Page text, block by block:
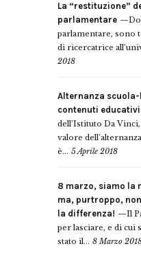
La “restituzione”
parlamentare
parlamentare, sono
di ricercatrice
2018
Alternanza
contenuti educativi
dell’Istituto Da
valore
è... 5 Aprile 2018
8 marzo, siamo la
ma, purtroppo,
la differenza!
Il
per lasciare, e di cui
stato il... 8 Marzo